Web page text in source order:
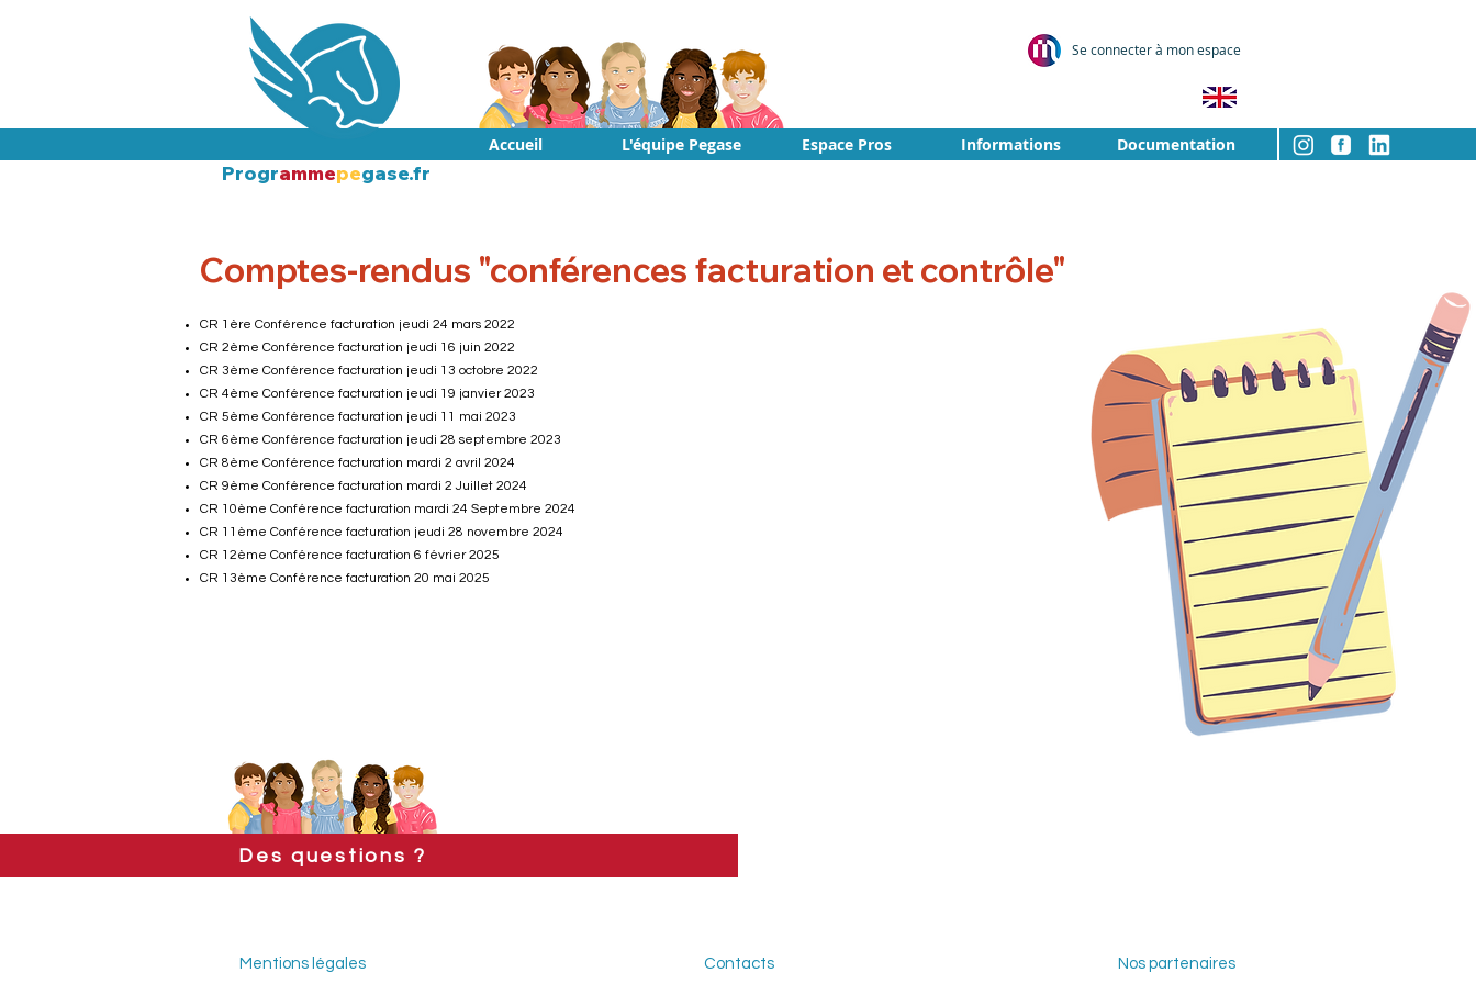
Se connecter à mon espace
Accueil L'équipe Pegase Espace Pros Informations Documentation
Programmepegase.fr
Comptes-rendus "conférences facturation et contrôle"
CR 1ère Conférence facturation jeudi 24 mars 2022
CR 2ème Conférence facturation jeudi 16 juin 2022
CR 3ème Conférence facturation jeudi 13 octobre 2022
CR 4ème Conférence facturation jeudi 19 janvier 2023
CR 5ème Conférence facturation jeudi 11 mai 2023
CR 6ème Conférence facturation jeudi 28 septembre 2023
CR 8ème Conférence facturation mardi 2 avril 2024
CR 9ème Conférence facturation mardi 2 Juillet 2024
CR 10ème Conférence facturation mardi 24 Septembre 2024
CR 11ème Conférence facturation jeudi 28 novembre 2024
CR 12ème Conférence facturation 6 février 2025
CR 13ème Conférence facturation 20 mai 2025
Des questions ?
Mentions légales Contacts Nos partenaires